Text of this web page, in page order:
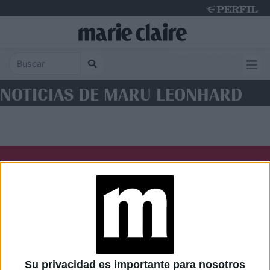
Su privacidad es importante para nosotros
NOTICIAS DE MARU LEONHARD
Caras Noticias
Weekend Parabrisas